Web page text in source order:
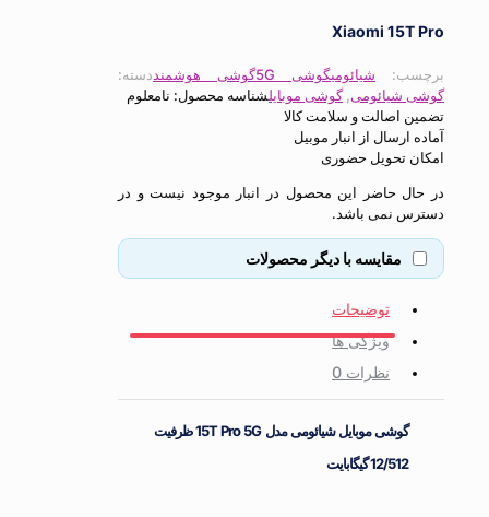
Xiaomi
شیائومیگوشی 5G گوشی هوشمنددسته:
,گوشی موبایل شناسه محصول:نامعلوم
اصالت و سلامت کالا
از انبار موبیل
تحویل حضوری
حاضر این محصول در انبار موجود نیست و در
نمی باشد.
مقایسه با دیگر محصولات
توضیحات
ویژگی ها
0
گوشی موبایل شیائومی مدل 15T Pro 5G ظرفیت